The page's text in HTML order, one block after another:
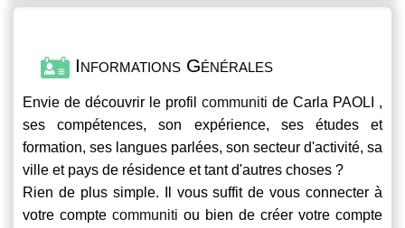
Informations Générales
Envie de découvrir le profil communiti de Carla PAOLI ,
ses compétences, son expérience, ses études et
formation, ses langues parlées, son secteur d'activité, sa
ville et pays de résidence et tant d'autres choses ?
Rien de plus simple. Il vous suffit de vous connecter à
votre compte communiti ou bien de créer votre compte